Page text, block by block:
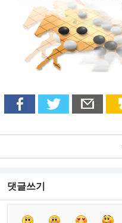
댓글쓰기